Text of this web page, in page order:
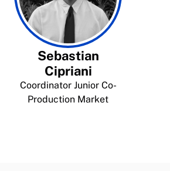
Sebastian
Cipriani
Coordinator Junior Co-
Production Market